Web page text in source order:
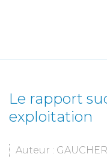
Le rapport
exploitation
Auteur :